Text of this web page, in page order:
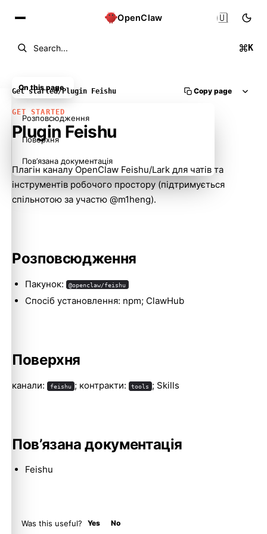
OpenClaw
Search... K
🇺🇦
Get started/Plugin Feishu Copy page
GET STARTED
Plugin Feishu
Плагін каналу OpenClaw Feishu/Lark для чатів та
інструментів робочого простору (підтримується
спільнотою за участю @m1heng).
Розповсюдження
Пакунок: @openclaw/feishu
Спосіб установлення: npm; ClawHub
Поверхня
канали: feishu ; контракти: tools ; Skills
Пов’язана документація
Feishu
Was this useful? Yes No
On this page
Розповсюдження
Поверхня
Пов’язана документація